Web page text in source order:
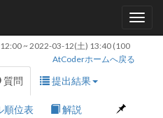
~ 2022-03-12(土) 13:40 (100
AtCoderホームへ戻る
質問 提出結果
順位表 解説